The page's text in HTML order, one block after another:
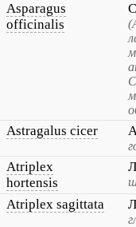
Asparagus
officinalis
Astragalus cicer
Atriplex
hortensis
Atriplex sagittata